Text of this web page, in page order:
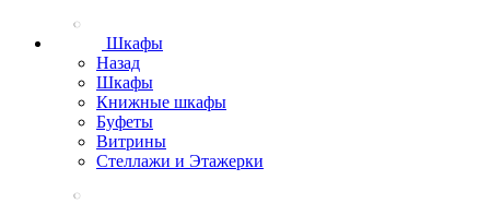
Шкафы
Назад
Шкафы
Книжные шкафы
Буфеты
Витрины
Стеллажи и Этажерки